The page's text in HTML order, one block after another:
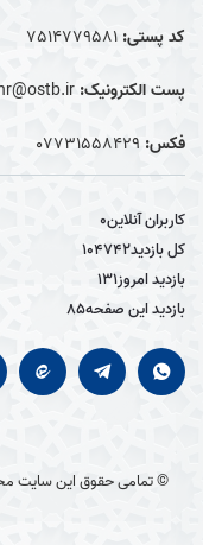
کد پستی: 7514779581
پست الکترونیک:
فکس: 0۷۷۳۱۵۵۸۴۲۹
کاربران آنلاین0
کل بازدید104742
بازدید امروز131
بازدید این صفحه85
© تمامی حقوق این سایت